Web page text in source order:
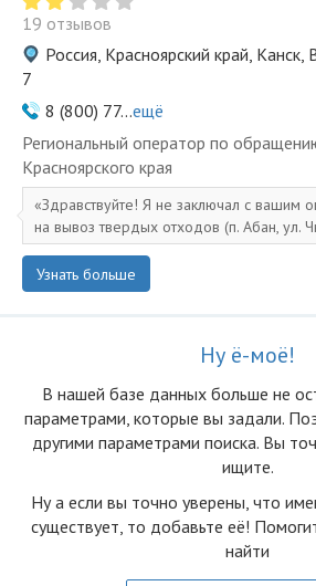
19 отзывов
Россия, Красноярский край, Канск,
7
8 (800) 77...ещё
Региональный оператор по
Красноярского края
Здравствуйте! Я не заключал с вашим
на вывоз твердых отходов (п. Абан, ул.
Узнать больше
Ну ё-моё!
В нашей базе данных больше не
параметрами, которые вы задали.
другими параметрами поиска. Вы
ищите.
Ну а если вы точно уверены, что
существует, то добавьте её!
найти